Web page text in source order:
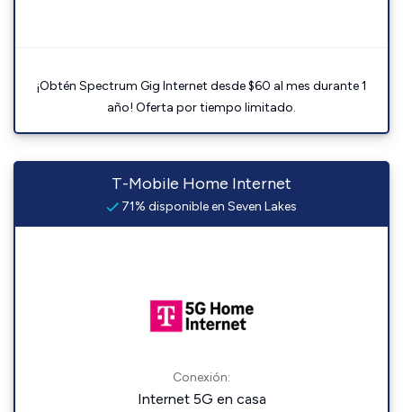
¡Obtén Spectrum Gig Internet desde $60 al mes durante 1
año! Oferta por tiempo limitado.
T-Mobile Home Internet
71% disponible en Seven Lakes
Conexión:
Internet 5G en casa